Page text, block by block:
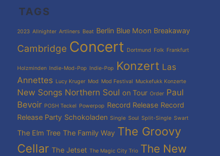
TAGS
2023 Allnighter Artliners Beat Berlin Blue Moon Breakaway
Cambridge Concert Dortmund Folk Frankfurt
Holzminden Indie-Mod-Pop Indie-Pop Konzert Las
Annettes Lucy Kruger Mod Mod Festival Muckefukk Konzerte
New Songs Northern Soul on Tour Order Paul
Bevoir POSH Teckel Powerpop Record Release Record
Release Party Schokoladen Single Soul Split-Single Swart
The Elm Tree The Family Way The Groovy
Cellar The Jetset The Magic City Trio The New